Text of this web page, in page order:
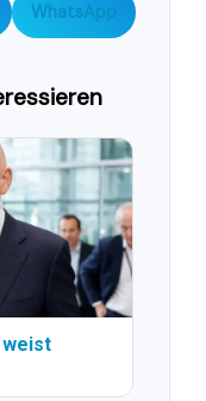
WhatsApp
weist